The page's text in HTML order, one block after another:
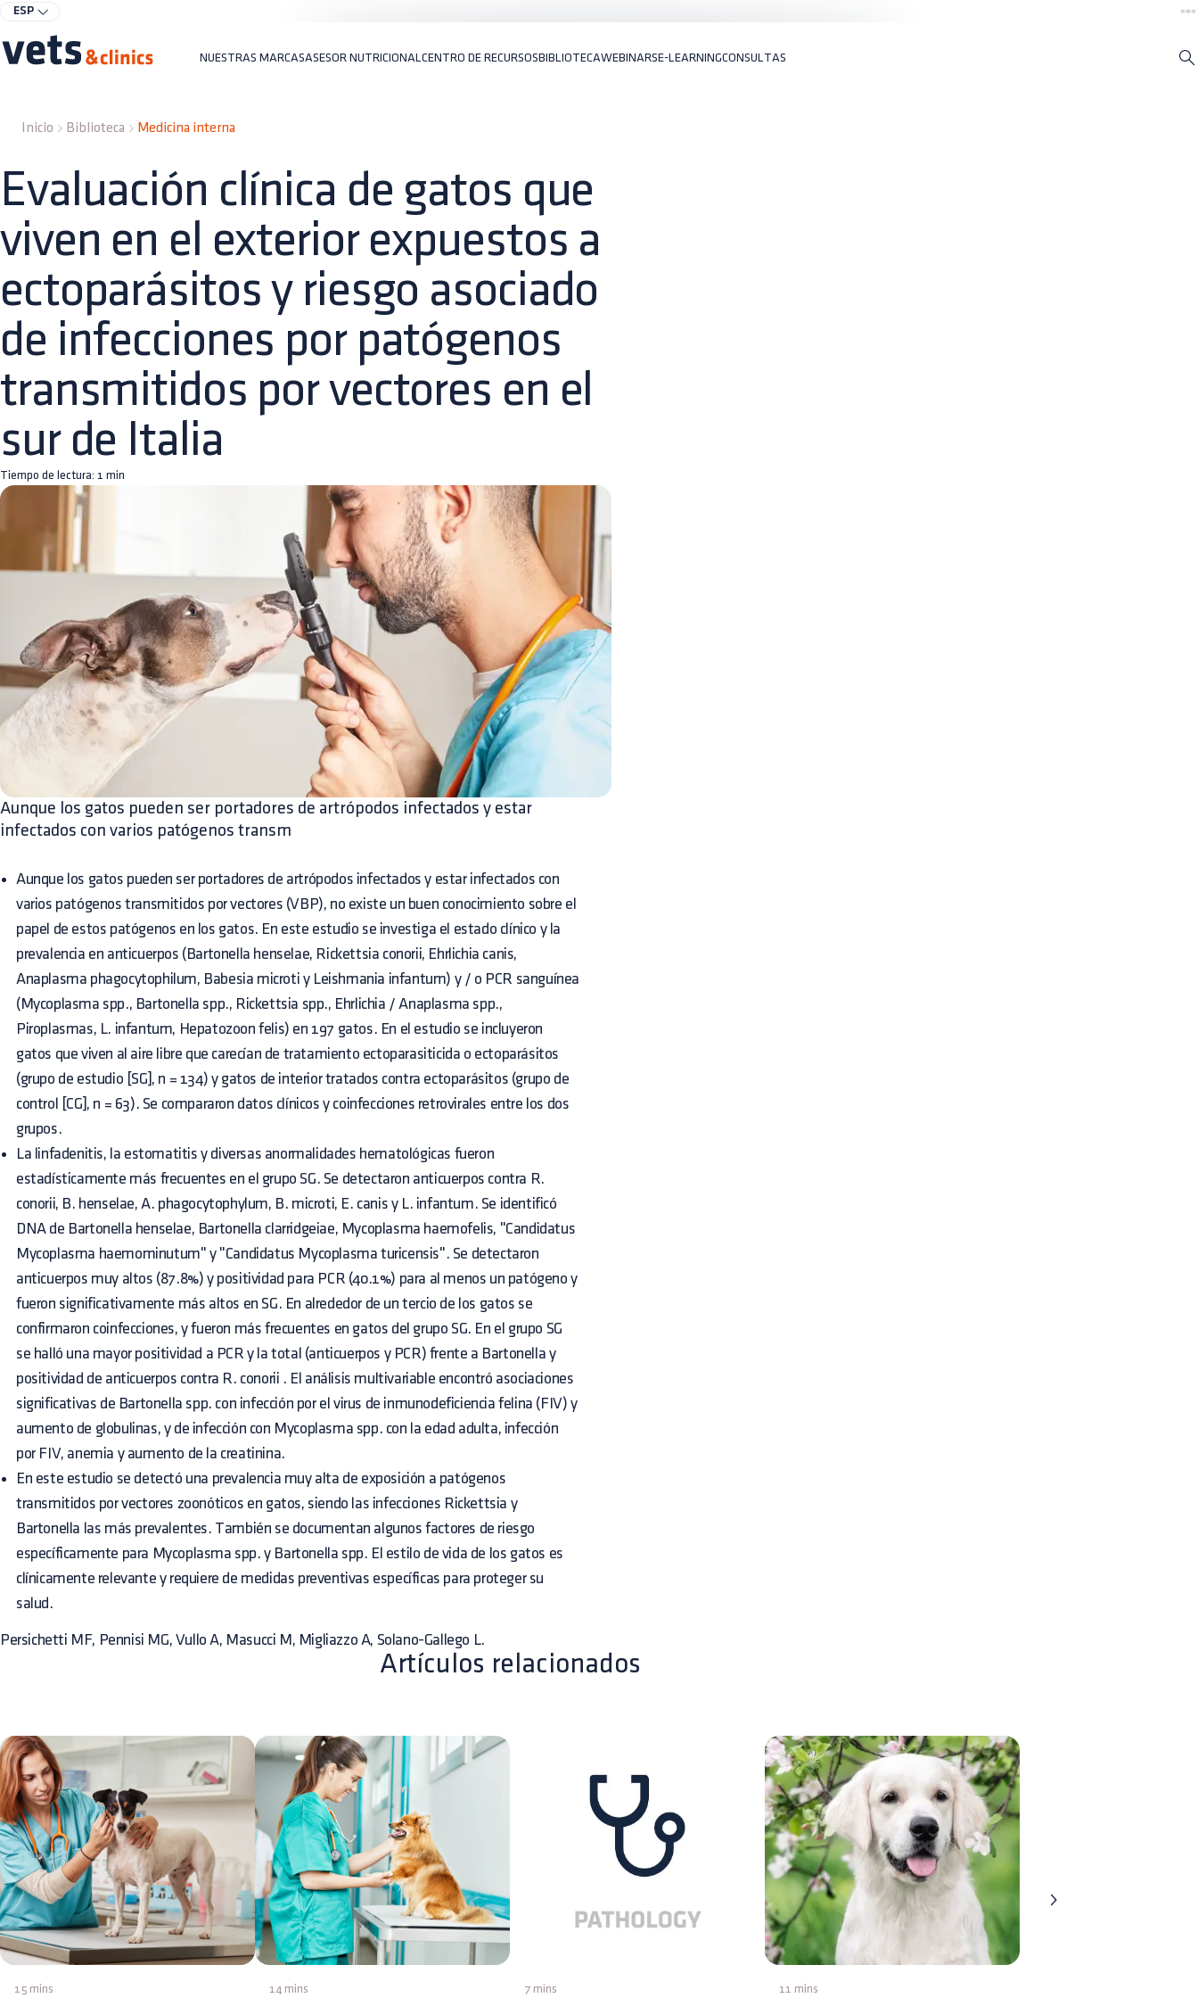
ESP
NUESTRAS MARCASASESOR NUTRICIONAL CENTRO DE RECURSOSBIBLIOTECAWEBINARSE-LEARNINGCONSULTAS
Inicio Biblioteca Medicina interna
Evaluación clínica de gatos que
viven en el exterior expuestos a
ectoparásitos y riesgo asociado
de infecciones por patógenos
transmitidos por vectores en el
sur de Italia
Tiempo de lectura: 1 min
Aunque los gatos pueden ser portadores de artrópodos infectados y estar
infectados con varios patógenos transm
Aunque los gatos pueden ser portadores de artrópodos infectados y estar infectados con
varios patógenos transmitidos por vectores (VBP), no existe un buen conocimiento sobre el
papel de estos patógenos en los gatos. En este estudio se investiga el estado clínico y la
prevalencia en anticuerpos (Bartonella henselae, Rickettsia conorii, Ehrlichia canis,
Anaplasma phagocytophilum, Babesia microti y Leishmania infantum) y / o PCR sanguínea
(Mycoplasma spp., Bartonella spp., Rickettsia spp., Ehrlichia / Anaplasma spp.,
Piroplasmas, L. infantum, Hepatozoon felis) en 197 gatos. En el estudio se incluyeron
gatos que viven al aire libre que carecían de tratamiento ectoparasiticida o ectoparásitos
(grupo de estudio [SG], n = 134) y gatos de interior tratados contra ectoparásitos (grupo de
control [CG], n = 63). Se compararon datos clínicos y coinfecciones retrovirales entre los dos
grupos.
La linfadenitis, la estomatitis y diversas anormalidades hematológicas fueron
estadísticamente más frecuentes en el grupo SG. Se detectaron anticuerpos contra R.
conorii, B. henselae, A. phagocytophylum, B. microti, E. canis y L. infantum. Se identificó
DNA de Bartonella henselae, Bartonella clarridgeiae, Mycoplasma haemofelis, "Candidatus
Mycoplasma haemominutum" y "Candidatus Mycoplasma turicensis". Se detectaron
anticuerpos muy altos (87.8%) y positividad para PCR (40.1%) para al menos un patógeno y
fueron significativamente más altos en SG. En alrededor de un tercio de los gatos se
confirmaron coinfecciones, y fueron más frecuentes en gatos del grupo SG. En el grupo SG
se halló una mayor positividad a PCR y la total (anticuerpos y PCR) frente a Bartonella y
positividad de anticuerpos contra R. conorii . El análisis multivariable encontró asociaciones
significativas de Bartonella spp. con infección por el virus de inmunodeficiencia felina (FIV) y
aumento de globulinas, y de infección con Mycoplasma spp. con la edad adulta, infección
por FIV, anemia y aumento de la creatinina.
En este estudio se detectó una prevalencia muy alta de exposición a patógenos
transmitidos por vectores zoonóticos en gatos, siendo las infecciones Rickettsia y
Bartonella las más prevalentes. También se documentan algunos factores de riesgo
específicamente para Mycoplasma spp. y Bartonella spp. El estilo de vida de los gatos es
clínicamente relevante y requiere de medidas preventivas específicas para proteger su
salud.
Persichetti MF, Pennisi MG, Vullo A, Masucci M, Migliazzo A, Solano-Gallego L.
Artículos relacionados
15 mins 14 mins 7 mins 11 mins